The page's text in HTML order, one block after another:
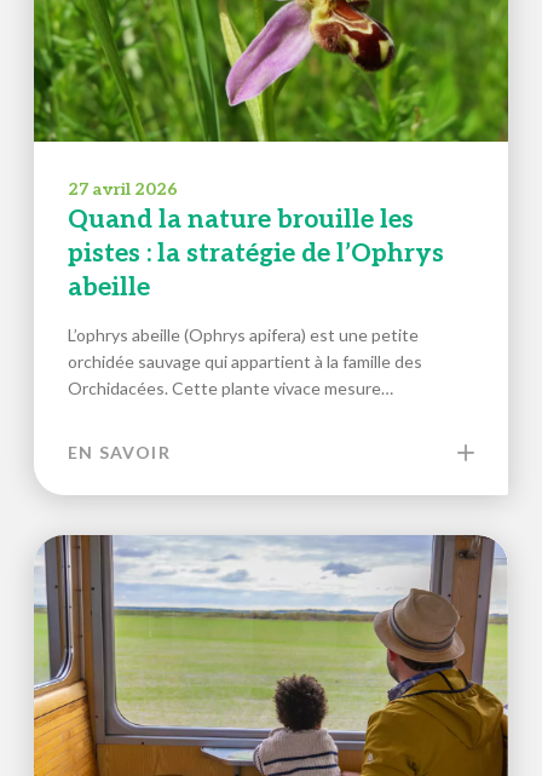
27 avril 2026
Quand la nature brouille les
pistes : la stratégie de l’Ophrys
abeille
L’ophrys abeille (Ophrys apifera) est une petite
orchidée sauvage qui appartient à la famille des
Orchidacées. Cette plante vivace mesure…
EN SAVOIR